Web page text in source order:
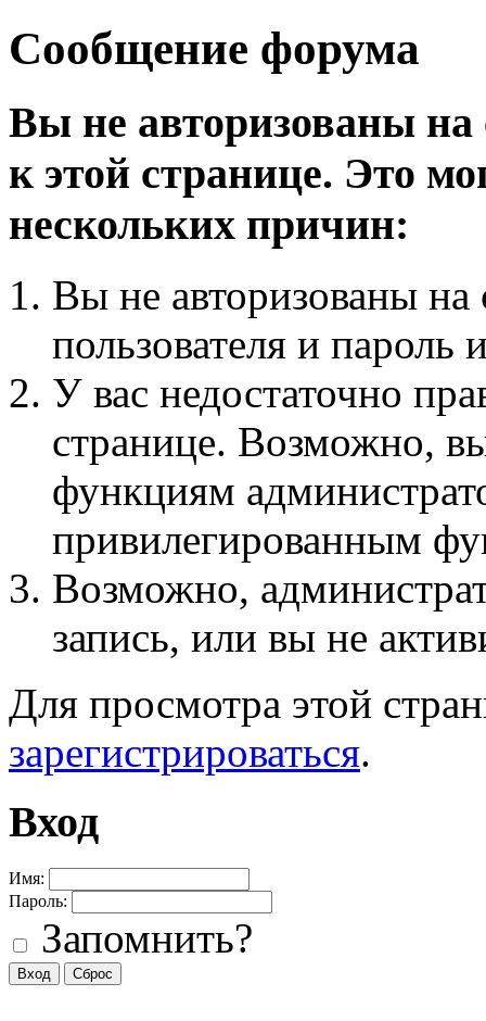
Сообщение форума
Вы не авторизованы на
к этой странице. Это
нескольких причин:
Вы не авторизованы на
пользователя и пароль
У вас недостаточно
странице. Возможно,
функциям
привилегированным
Возможно,
запись, или вы не
Для просмотра этой
зарегистрироваться.
Вход
Имя:
Пароль:
Запомнить?